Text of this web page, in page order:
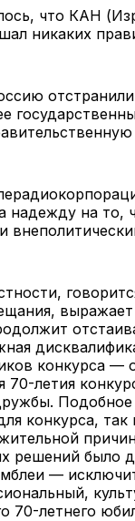
что КАН
никаких
надежду на то,
конкурса —
летия
конкурса,
решений было
—
70-летнего